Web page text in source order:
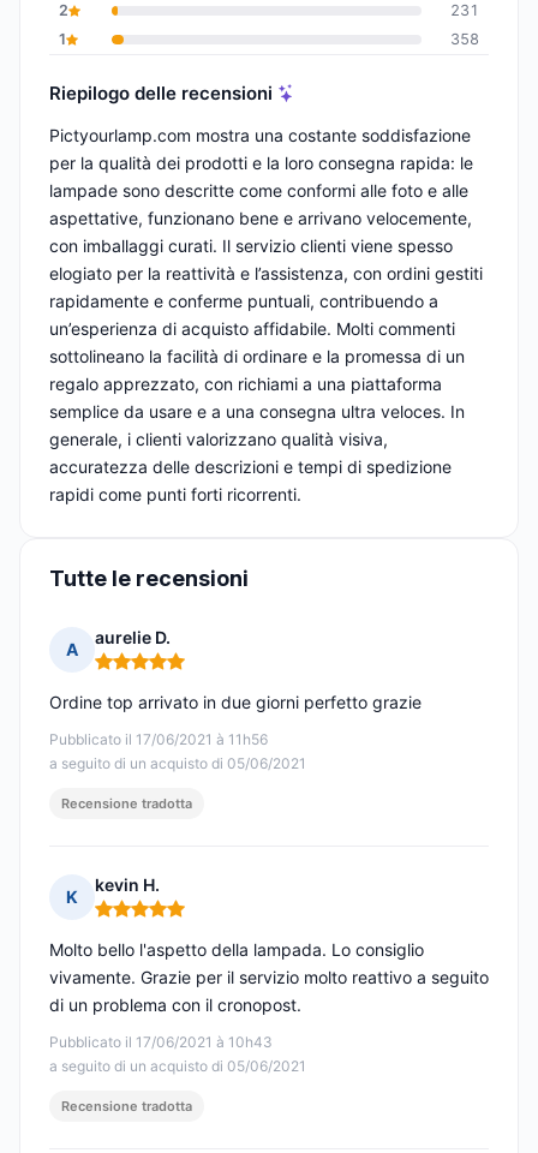
2
231
1
358
Riepilogo delle recensioni
Pictyourlamp.com mostra una costante soddisfazione
per la qualità dei prodotti e la loro consegna rapida: le
lampade sono descritte come conformi alle foto e alle
aspettative, funzionano bene e arrivano velocemente,
con imballaggi curati. Il servizio clienti viene spesso
elogiato per la reattività e l’assistenza, con ordini gestiti
rapidamente e conferme puntuali, contribuendo a
un’esperienza di acquisto affidabile. Molti commenti
sottolineano la facilità di ordinare e la promessa di un
regalo apprezzato, con richiami a una piattaforma
semplice da usare e a una consegna ultra veloces. In
generale, i clienti valorizzano qualità visiva,
accuratezza delle descrizioni e tempi di spedizione
rapidi come punti forti ricorrenti.
Tutte le recensioni
A
aurelie D.
Nota: 5 su 5
Pubblicato il 17/06/2021 à 11h56
a seguito di un acquisto di 05/06/2021
Ordine top arrivato in due giorni perfetto grazie
Recensione tradotta
K
kevin H.
Nota: 5 su 5
Pubblicato il 17/06/2021 à 10h43
a seguito di un acquisto di 05/06/2021
Molto bello l'aspetto della lampada. Lo consiglio
vivamente. Grazie per il servizio molto reattivo a seguito
di un problema con il cronopost.
Recensione tradotta